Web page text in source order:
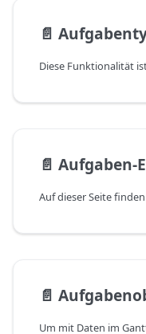
📄️
Diese Funktionalität
📄️ Aufgaben-
📄️